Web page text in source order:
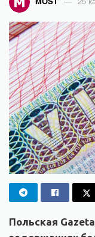
Польская